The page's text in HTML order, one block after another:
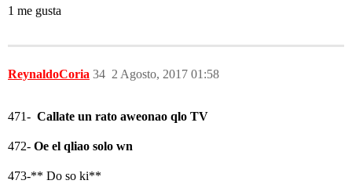
1 me gusta
ReynaldoCoria 2 Agosto, 2017 01:58
34
471- Callate un rato aweonao qlo TV
472- Oe el qliao solo wn
473-** Do so ki**